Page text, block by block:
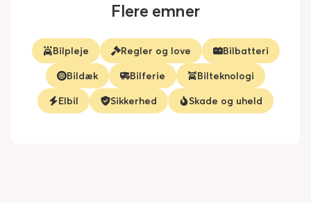
Flere emner
Bilpleje Regler og love
Bilbatteri
Bildæk
Bilferie
Bilteknologi
Elbil
Sikkerhed Skade og uheld